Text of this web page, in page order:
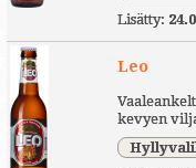
Lisätty:
Leo
kevyen